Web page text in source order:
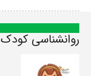
روانشناسی کودک